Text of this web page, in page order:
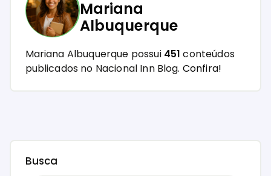
Mariana
Albuquerque
Mariana Albuquerque possui 451 conteúdos
publicados no Nacional Inn Blog. Confira!
Busca